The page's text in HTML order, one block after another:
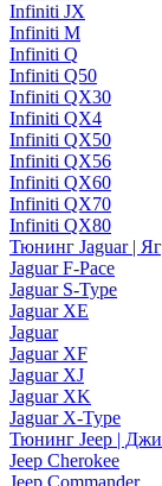
Infiniti JX
Infiniti M
Infiniti Q
Infiniti Q50
Infiniti QX30
Infiniti QX4
Infiniti QX50
Infiniti QX56
Infiniti QX60
Infiniti QX70
Infiniti QX80
Тюнинг Jaguar |
Jaguar F-Pace
Jaguar S-Type
Jaguar XE
Jaguar
Jaguar XF
Jaguar XJ
Jaguar XK
Jaguar X-Type
Тюнинг Jeep |
Jeep Cherokee
Jeep Commander